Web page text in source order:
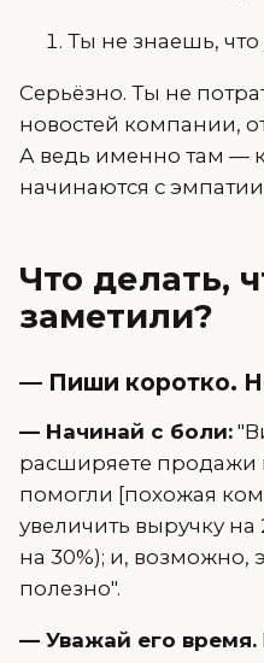
Ты не знаешь, что
Серьёзно. Ты не
новостей компании,
А ведь именно там —
начинаются с
Что делать,
заметили?
— Пиши коротко.
— Начинай с боли:
расширяете продажи
помогли [похожая
увеличить выручку
на 30%); и, возможно,
полезно".
— Уважай его время.